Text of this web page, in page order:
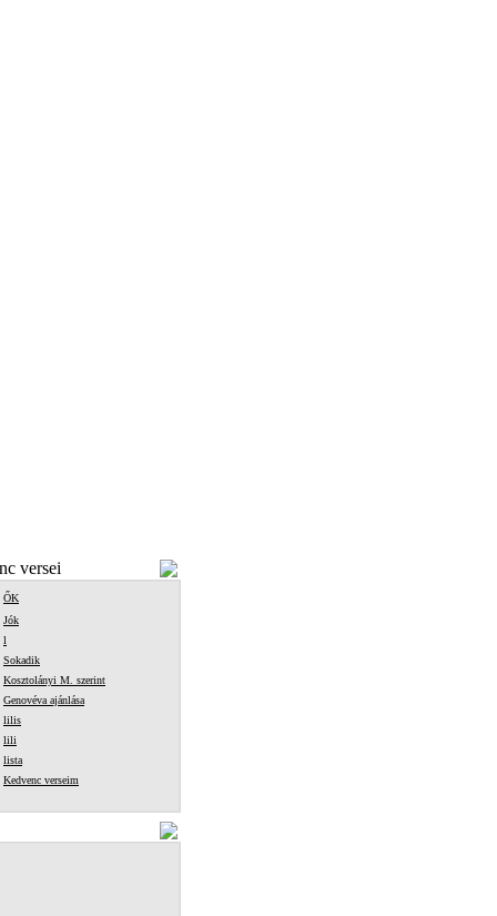
versei
ŐK
Jók
l
Sokadik
Kosztolányi M. szerint
Genovéva ajánlása
lilis
lili
lista
Kedvenc verseim